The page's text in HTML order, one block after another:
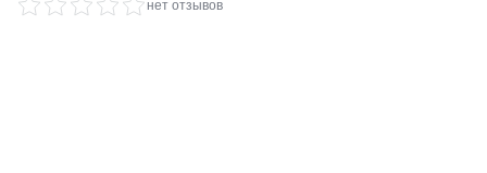
нет отзывов